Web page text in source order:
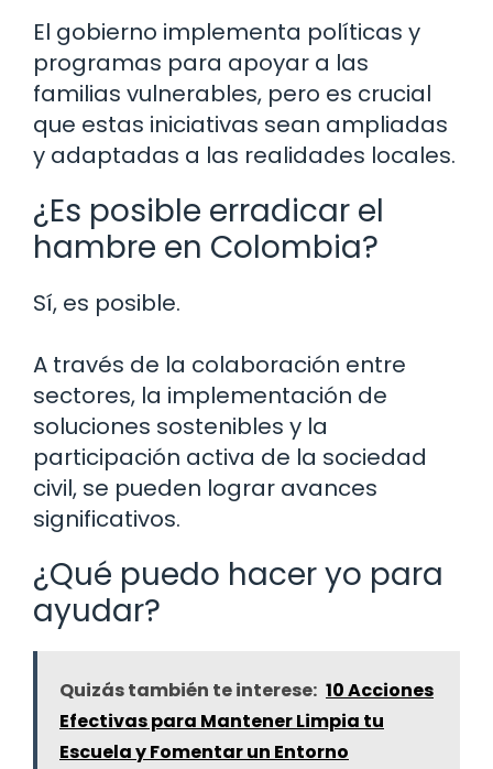
El gobierno implementa políticas y
programas para apoyar a las
familias vulnerables, pero es crucial
que estas iniciativas sean ampliadas
y adaptadas a las realidades locales.
¿Es posible erradicar el
hambre en Colombia?
Sí, es posible.
A través de la colaboración entre
sectores, la implementación de
soluciones sostenibles y la
participación activa de la sociedad
civil, se pueden lograr avances
significativos.
¿Qué puedo hacer yo para
ayudar?
Quizás también te interese: 10 Acciones
Efectivas para Mantener Limpia tu
Escuela y Fomentar un Entorno